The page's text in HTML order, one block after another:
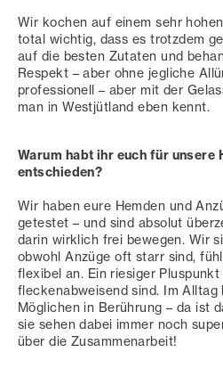
Wir kochen auf einem sehr
total wichtig, dass es trotzdem
auf die besten Zutaten und
Respekt – aber ohne jegliche
professionell – aber mit der
man in Westjütland eben kennt.
Warum habt ihr euch für unsere
entschieden?
Wir haben eure Hemden und
getestet – und sind absolut
darin wirklich frei bewegen. Wir
obwohl Anzüge oft starr sind,
flexibel an. Ein riesiger
fleckenabweisend sind. Im Alltag
Möglichen in Berührung – da ist
sie sehen dabei immer noch
über die Zusammenarbeit!